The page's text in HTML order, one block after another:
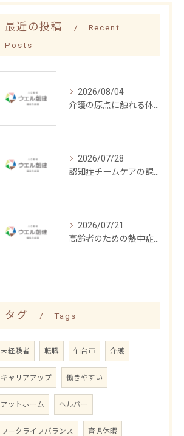
最近の投稿
Recent
Posts
2026/08/04
2026/07/28
2026/07/21
タグ Tags
未経験者 転職 仙台市 介護
キャリアアップ 働きやすい
アットホーム ヘルパー
ワークライフバランス 育児休暇